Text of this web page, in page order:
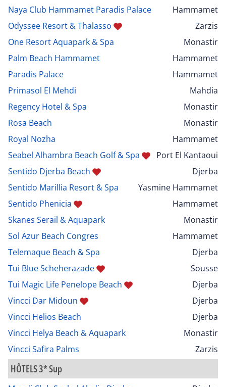
Naya Club Hammamet Paradis Palace
Hammamet
Odyssee Resort & Thalasso
Zarzis
One Resort Aquapark & Spa
Monastir
Palm Beach Hammamet
Hammamet
Paradis Palace
Hammamet
Primasol El Mehdi
Mahdia
Regency Hotel & Spa
Monastir
Rosa Beach
Monastir
Royal Nozha
Hammamet
Seabel Alhambra Beach Golf & Spa
Port El Kantaoui
Sentido Djerba Beach
Djerba
Sentido Marillia Resort & Spa
Yasmine Hammamet
Sentido Phenicia
Hammamet
Skanes Serail & Aquapark
Monastir
Sol Azur Beach Congres
Hammamet
Telemaque Beach & Spa
Djerba
Tui Blue Scheherazade
Sousse
Tui Magic Life Penelope Beach
Djerba
Vincci Dar Midoun
Djerba
Vincci Helios Beach
Djerba
Vincci Helya Beach & Aquapark
Monastir
Vincci Safira Palms
Zarzis
HÔTELS 3* Sup